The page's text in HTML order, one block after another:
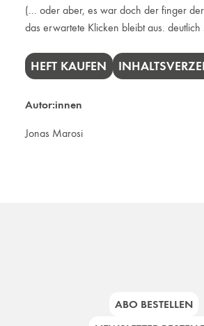
(... oder aber, es war doch der finger
das erwartete Klicken bleibt aus.
HEFT KAUFEN
Autor:innen
Jonas Marosi
ABO BESTELLEN